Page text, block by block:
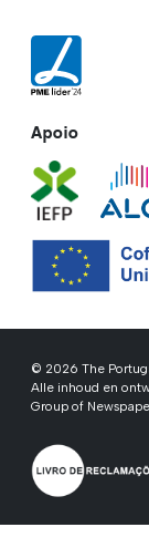
Apoio
© 2026 The
Alle inhoud en
Group of